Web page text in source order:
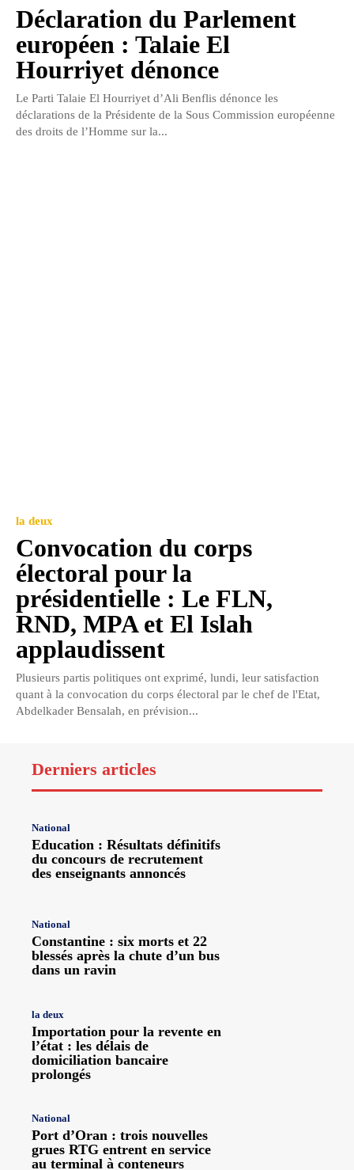
Déclaration du Parlement
européen : Talaie El
Hourriyet dénonce
Le Parti Talaie El Hourriyet d’Ali Benflis dénonce les
déclarations de la Présidente de la Sous Commission européenne
des droits de l’Homme sur la...
la deux
Convocation du corps
électoral pour la
présidentielle : Le FLN,
RND, MPA et El Islah
applaudissent
Plusieurs partis politiques ont exprimé, lundi, leur satisfaction
quant à la convocation du corps électoral par le chef de l'Etat,
Abdelkader Bensalah, en prévision...
Derniers articles
National
Education : Résultats définitifs
du concours de recrutement
des enseignants annoncés
National
Constantine : six morts et 22
blessés après la chute d’un bus
dans un ravin
la deux
Importation pour la revente en
l’état : les délais de
domiciliation bancaire
prolongés
National
Port d’Oran : trois nouvelles
grues RTG entrent en service
au terminal à conteneurs